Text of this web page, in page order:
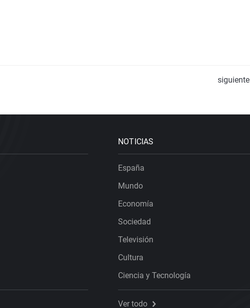
siguiente
NOTICIAS
España
Mundo
Economía
Sociedad
Televisión
Cultura
Ciencia y Tecnología
Ver todo